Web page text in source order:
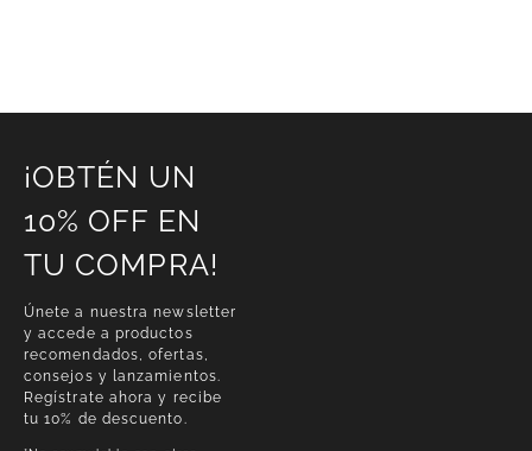
¡OBTÉN UN
10% OFF EN
TU COMPRA!
Únete a nuestra newsletter
y accede a productos
recomendados, ofertas,
consejos y lanzamientos.
Regístrate ahora y recibe
tu 10% de descuento.